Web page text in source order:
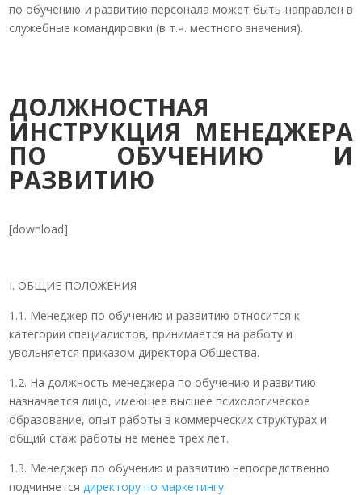
по обучению и развитию персонала может быть направлен в
служебные командировки (в т.ч. местного значения).
ДОЛЖНОСТНАЯ
ИНСТРУКЦИЯ МЕНЕДЖЕРА
ПО ОБУЧЕНИЮ И
РАЗВИТИЮ
[download]
I. ОБЩИЕ ПОЛОЖЕНИЯ
1.1. Менеджер по обучению и развитию относится к
категории специалистов, принимается на работу и
увольняется приказом директора Общества.
1.2. На должность менеджера по обучению и развитию
назначается лицо, имеющее высшее психологическое
образование, опыт работы в коммерческих структурах и
общий стаж работы не менее трех лет.
1.3. Менеджер по обучению и развитию непосредственно
подчиняетсядиректору по маркетингу.